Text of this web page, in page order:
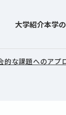
大学紹介本学
的な課題へのアプ